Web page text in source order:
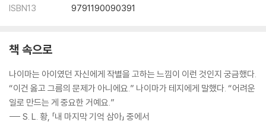
ISBN13
9791190090391
책 속으로
나이마는 아이였던 자신에게 작별을 고하는 느낌이 이런 것인지 궁금했다.
“이건 옳고 그름의 문제가 아니에요.” 나이마가 테지에게 말했다. “어려운
일로 만드는 게 중요한 거예요.”
--- S. L. 황, 「내 마지막 기억 삼아」 중에서